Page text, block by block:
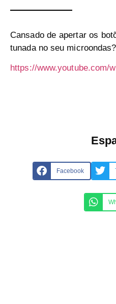
Cansado de apertar os
tunada no seu
https://www.youtube.com/
Facebook